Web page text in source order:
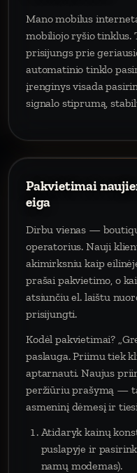
Mano mobilus
mobiliojo ryšio tinklus.
prisijungs prie
automatinio tinklo
įrenginys visada
signalo stiprumą,
Pakvietimai
eiga
Dirbu vienas —
operatorius. Nauji
akimirksniu kaip
prašai pakvietimo, o
atsiunčiu el. laištu
prisijungti.
Kodėl pakvietimai?
paslauga. Priimu tiek
aptarnauti. Naujus
peržiūriu prašymą —
asmeninį dėmesį ir
Atidaryk kainų
puslapyje ir
namų modemas).